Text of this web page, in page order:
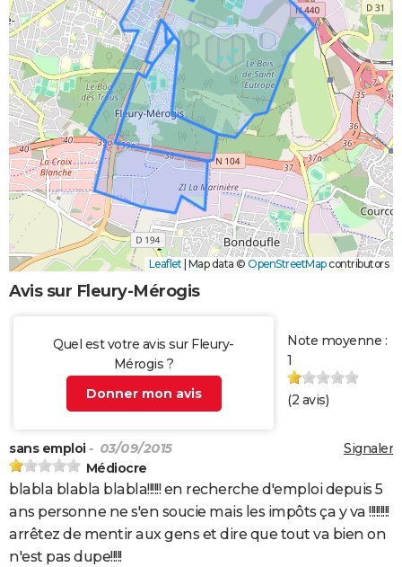
Leaflet Map data © OpenStreetMapcontributors
Avis sur Fleury-Mérogis
Quel est votre avis sur Fleury-
Mérogis ?
Donner mon avis
Note moyenne :
1
(2 avis)
Signaler
sans emploi - 03/09/2015
Médiocre
blabla blabla blabla!!!!!! en recherche d'emploi depuis 5
ans personne ne s'en soucie mais les impôts ça y va !!!!!!!!!
arrêtez de mentir aux gens et dire que tout va bien on
n'est pas dupe!!!!!